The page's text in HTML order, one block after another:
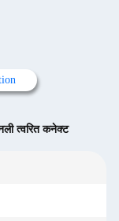
त्वरित कनेक्ट